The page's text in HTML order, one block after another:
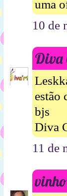
uma
10 de
Diva
estão
bjs
Diva
11 de